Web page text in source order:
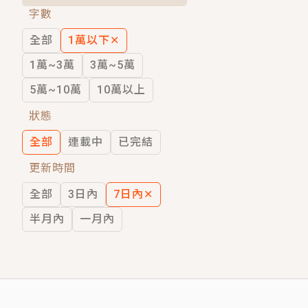
穿越｜《穿越遠古後成了野人娘子》你
字數
全部
1萬以下✕
1萬~3萬
3萬~5萬
5萬~10萬
10萬以上
狀態
全部
連載中
已完結
更新時間
全部
3日內 7日內 ✕
半月內
一月內